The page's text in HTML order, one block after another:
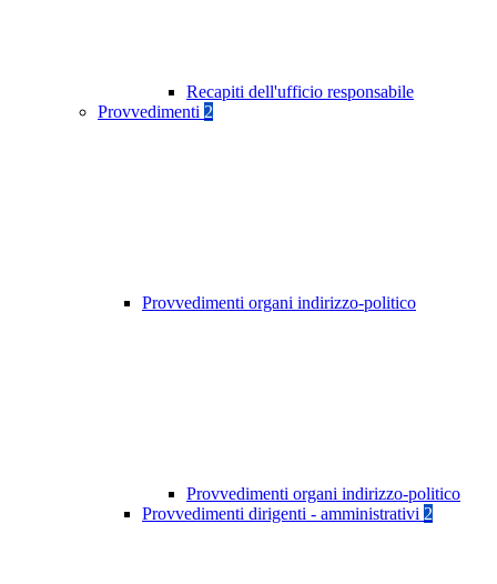
Recapiti dell'ufficio responsabile
Provvedimenti 2
Provvedimenti organi indirizzo-politico
Provvedimenti organi indirizzo-politico
Provvedimenti dirigenti - amministrativi 2